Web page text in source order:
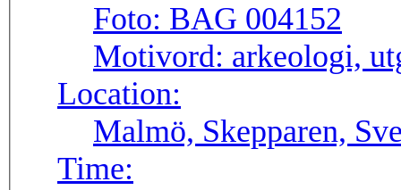
Foto: BAG 004152
Motivord: arkeologi,
Location:
Malmö, Skepparen,
Time: